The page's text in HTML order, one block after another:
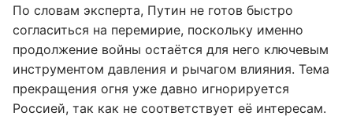
По словам эксперта, Путин не готов быстро
согласиться на перемирие, поскольку именно
продолжение войны остаётся для него ключевым
инструментом давления и рычагом влияния. Тема
прекращения огня уже давно игнорируется
Россией, так как не соответствует её интересам.